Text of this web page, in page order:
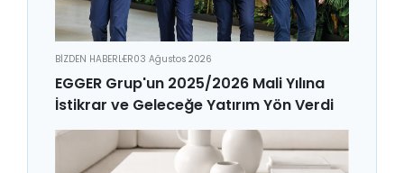
BİZDEN HABERLER03 Ağustos 2026
EGGER Grup'un 2025/2026 Mali Yılına
İstikrar ve Geleceğe Yatırım Yön Verdi